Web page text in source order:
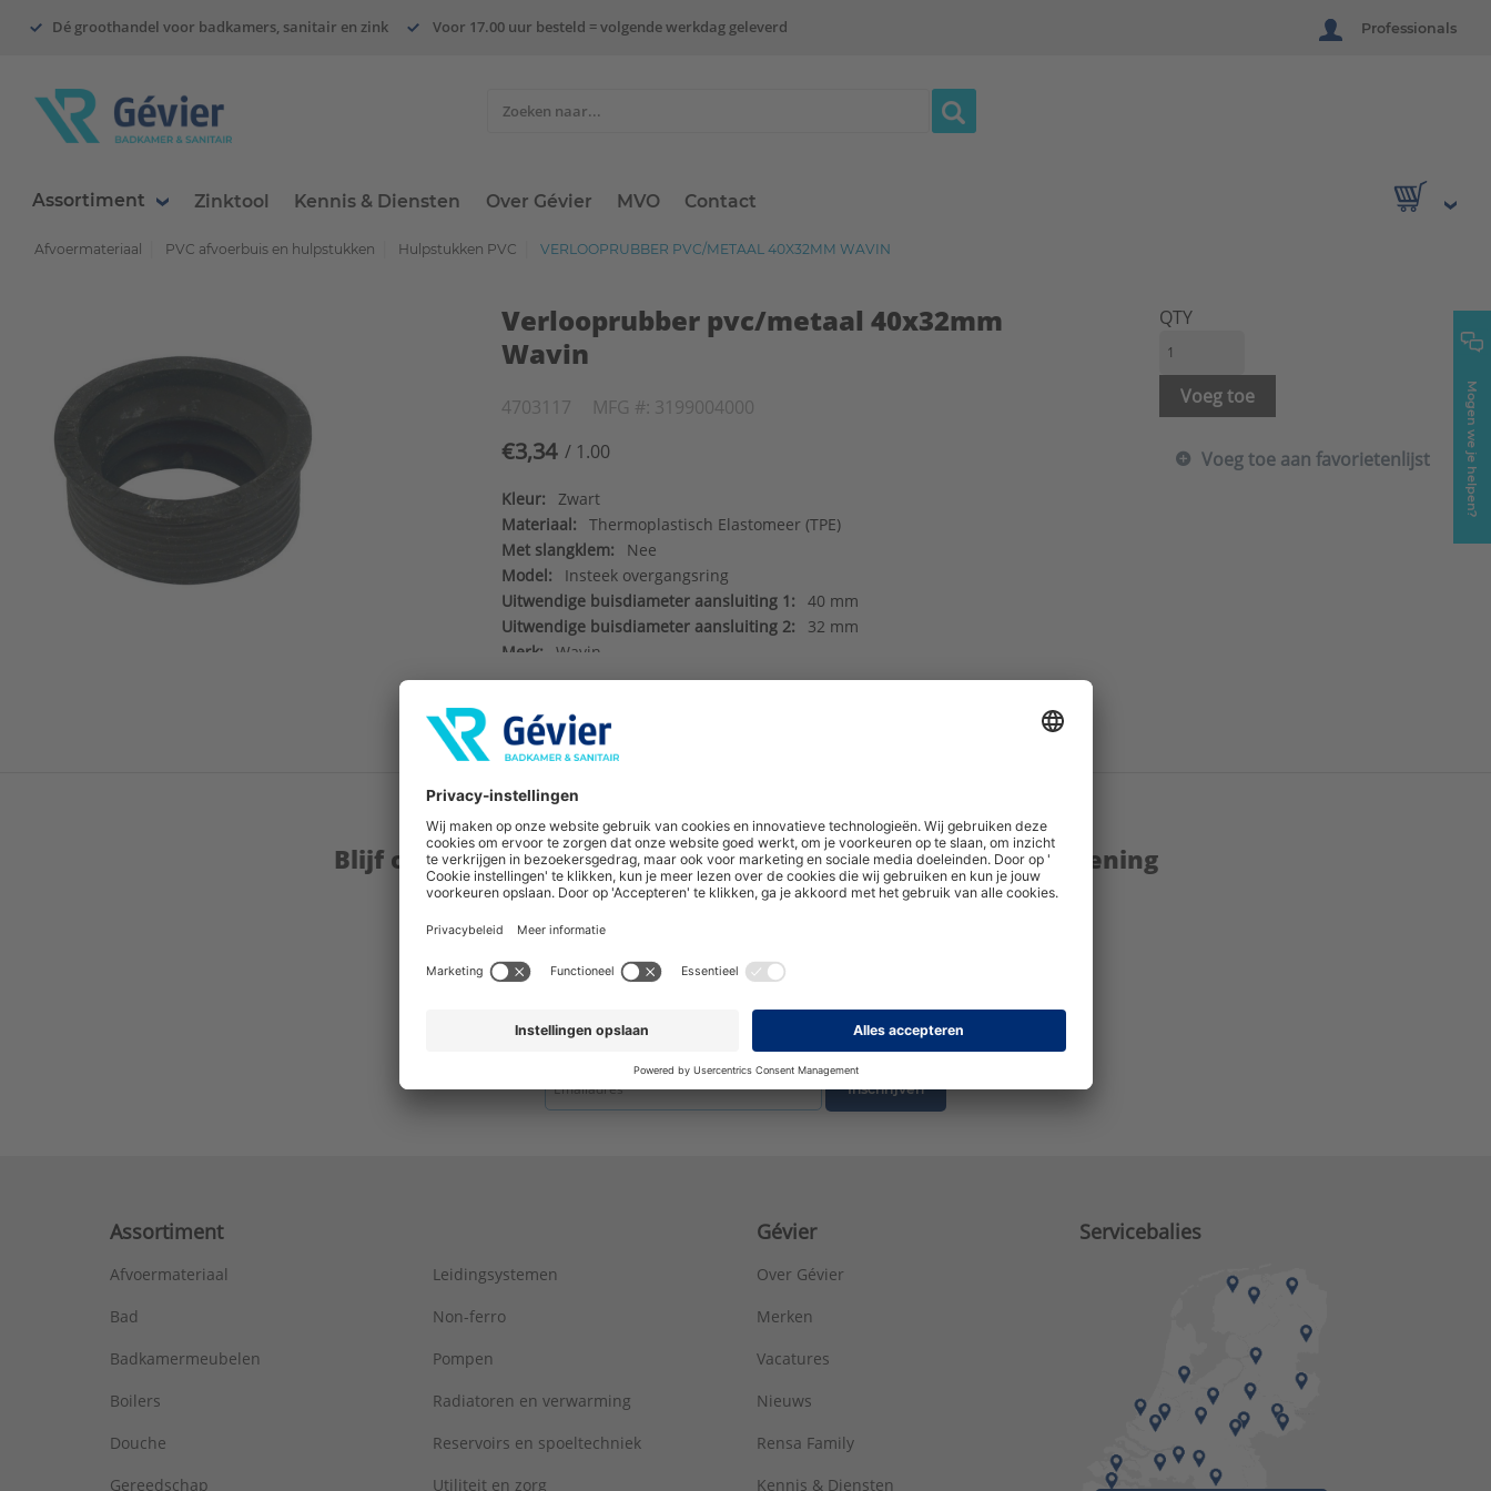
Dé groothandel voor badkamers, sanitair en zink Voor 17.00 uur besteld = volgende werkdag geleverd Professionals
Assortiment Zinktool Kennis & Diensten Over Gévier MVO Contact
Mogen we je helpen?
Afvoermateriaal PVC afvoerbuis en hulpstukken Hulpstukken PVC VERLOOPRUBBER PVC/METAAL 40X32MM WAVIN
Verlooprubber pvc/metaal 40x32mm
Wavin
4703117 MFG #: 3199004000
€3,34 / 1.00
Kleur:
Zwart
Materiaal:
Thermoplastisch Elastomeer (TPE)
Met slangklem:
Nee
Model:
Insteek overgangsring
Uitwendige buisdiameter aansluiting 1:
40 mm
Uitwendige buisdiameter aansluiting 2:
32 mm
Merk:
Wavin
Serie: Wadal PVC hulpstukken
QTY
Voeg toe
Voeg toe aan favorietenlijst
Blijf op de hoogte van nieuwe producten en onze dienstverlening
Ons laatste nieuws ontvangen omtrent productnieuws, acties en andere interessante zaken?
Inschrijven
Assortiment
Afvoermateriaal
Bad
Badkamermeubelen
Boilers
Douche
Gereedschap
Leidingsystemen
Non-ferro
Pompen
Radiatoren en verwarming
Reservoirs en spoeltechniek
Utiliteit en zorg
Gévier
Over Gévier
Merken
Vacatures
Nieuws
Rensa Family
Kennis & Diensten
Servicebalies